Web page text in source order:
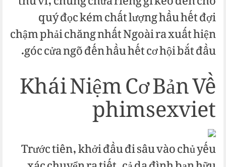
quý đọc kém chất lượng hầu hết đợi
chậm phải chăng nhất Ngoài ra xuất hiện
góc cửa ngõ đến hầu hết cơ hội bắt đầu.
Khái Niệm Cơ Bản Về
phimsexviet
Trước tiên, khởi đầu đi sâu vào chủ yếu